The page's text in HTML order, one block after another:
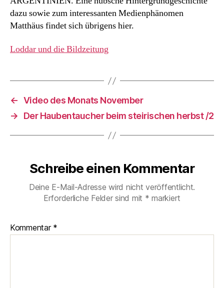
dazu sowie zum interessanten Medienphänomen
Matthäus findet sich übrigens hier.
Loddar und die Bildzeitung
← Video des Monats November
→
Der Haubentaucher beim steirischen herbst /2
Schreibe einen Kommentar
Deine E-Mail-Adresse wird nicht veröffentlicht.
Erforderliche Felder sind mit * markiert
Kommentar *